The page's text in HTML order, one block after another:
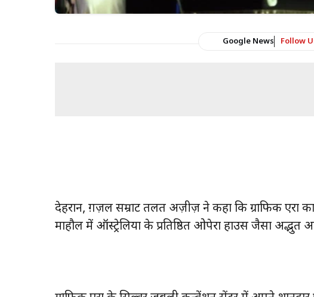
Google News Follow
देहरादून, ग़ज़ल सम्राट तलत अज़ीज़ ने कहा कि ग्राफिक
माहौल में ऑस्ट्रेलिया के प्रतिष्ठित ओपेरा हाउस जैसा अद्भुत